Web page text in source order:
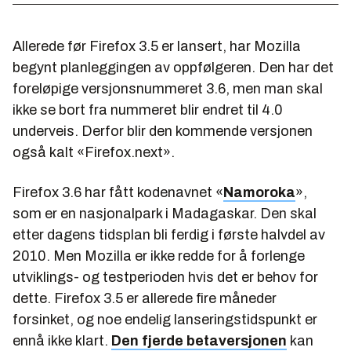
Allerede før Firefox 3.5 er lansert, har Mozilla
begynt planleggingen av oppfølgeren. Den har det
foreløpige versjonsnummeret 3.6, men man skal
ikke se bort fra nummeret blir endret til 4.0
underveis. Derfor blir den kommende versjonen
også kalt «Firefox.next».
Firefox 3.6 har fått kodenavnet « Namoroka»,
som er en nasjonalpark i Madagaskar. Den skal
etter dagens tidsplan bli ferdig i første halvdel av
2010. Men Mozilla er ikke redde for å forlenge
utviklings- og testperioden hvis det er behov for
dette. Firefox 3.5 er allerede fire måneder
forsinket, og noe endelig lanseringstidspunkt er
ennå ikke klart. Den fjerde betaversjonen kan